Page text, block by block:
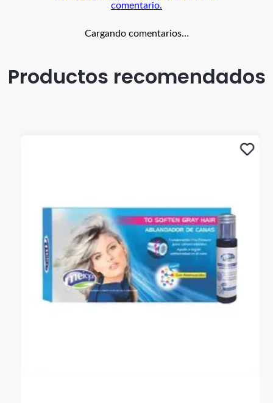
comentario.
Cargando comentarios…
Productos recomendados